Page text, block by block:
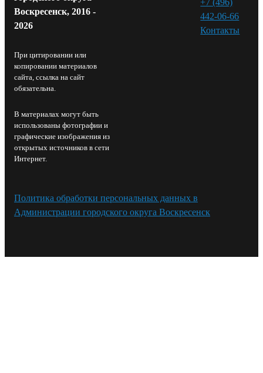
Воскресенск, 2016 -
2026
При цитировании или
копировании материалов
сайта, ссылка на сайт
обязательна.
В материалах могут быть
использованы фотографии и
графические изображения из
открытых источников в сети
Интернет.
442-06-66
Контакты⁠
Политика обработки персональных данных в
Администрации городского округа Воскресенск